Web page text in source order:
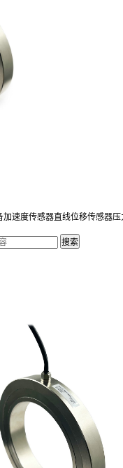
加速度传感器直线位移传感器压